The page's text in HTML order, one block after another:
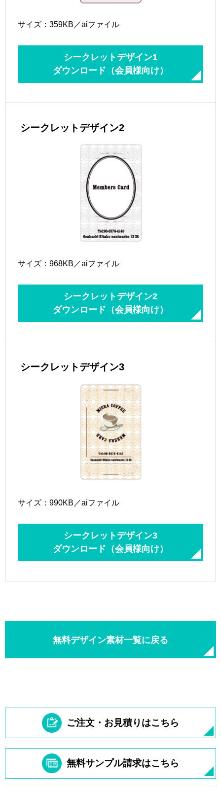
サイズ：359KB／aiファイル
シークレットデザイン1
ダウンロード（会員様向け）
シークレットデザイン2
サイズ：968KB／aiファイル
シークレットデザイン2
ダウンロード（会員様向け）
シークレットデザイン3
サイズ：990KB／aiファイル
シークレットデザイン3
ダウンロード（会員様向け）
無料デザイン素材一覧に戻る
ご注文・お見積りはこちら
無料サンプル請求はこちら